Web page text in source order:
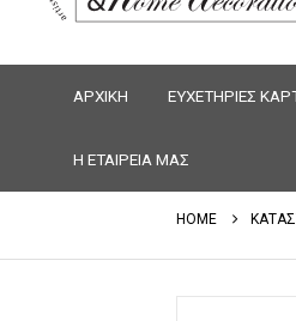
ΑΡΧΙΚΗ ΕΥΧΕΤΗΡΙΕΣ
Η ΕΤΑΙΡΕΙΑ ΜΑΣ
HOME